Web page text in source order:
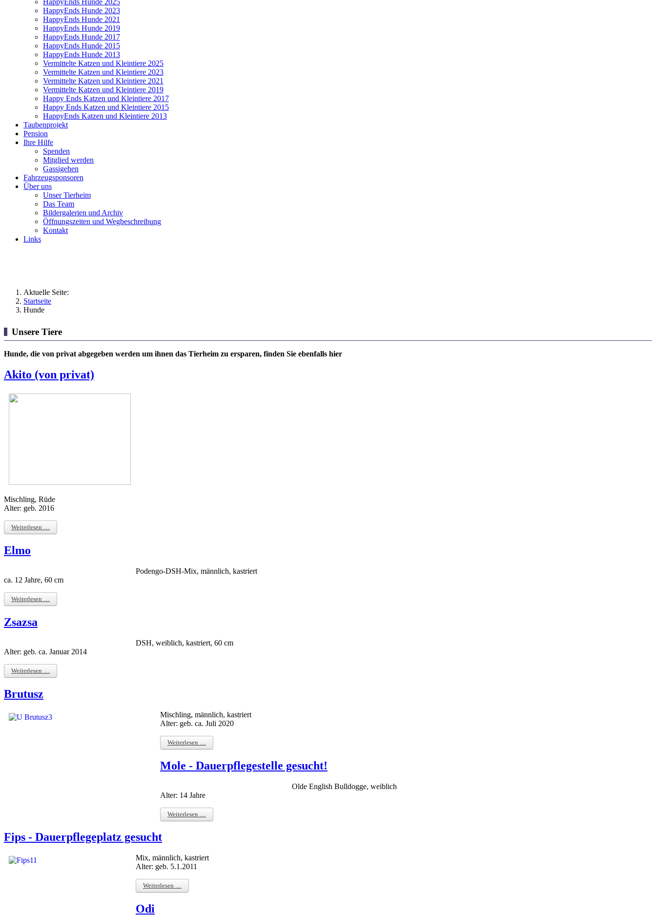
HappyEnds Hunde 2025
HappyEnds Hunde 2023
HappyEnds Hunde 2021
HappyEnds Hunde 2019
HappyEnds Hunde 2017
HappyEnds Hunde 2015
HappyEnds Hunde 2013
Vermittelte Katzen und Kleintiere 2025
Vermittelte Katzen und Kleintiere 2023
Vermittelte Katzen und Kleintiere 2021
Vermittelte Katzen und Kleintiere 2019
Happy Ends Katzen und Kleintiere 2017
Happy Ends Katzen und Kleintiere 2015
HappyEnds Katzen und Kleintiere 2013
Taubenprojekt
Pension
Ihre Hilfe
Spenden
Mitglied werden
Gassigehen
Fahrzeugsponsoren
Über uns
Unser Tierheim
Das Team
Bildergalerien und Archiv
Öffnungszeiten und Wegbeschreibung
Kontakt
Links
Aktuelle Seite:
Startseite
Hunde
Unsere Tiere
Hunde, die von privat abgegeben werden um ihnen das Tierheim zu ersparen, finden Sie ebenfalls hier
Akito (von privat)
Mischling, Rüde
Alter: geb. 2016
Weiterlesen …
Elmo
Podengo-DSH-Mix, männlich, kastriert
ca. 12 Jahre, 60 cm
Weiterlesen …
Zsazsa
DSH, weiblich, kastriert, 60 cm
Alter: geb. ca. Januar 2014
Weiterlesen …
Brutusz
Mischling, männlich, kastriert
Alter: geb. ca. Juli 2020
Weiterlesen …
Mole - Dauerpflegestelle gesucht!
Olde English Bulldogge, weiblich
Alter: 14 Jahre
Weiterlesen …
Fips - Dauerpflegeplatz gesucht
Mix, männlich, kastriert
Alter: geb. 5.1.2011
Weiterlesen …
Odi